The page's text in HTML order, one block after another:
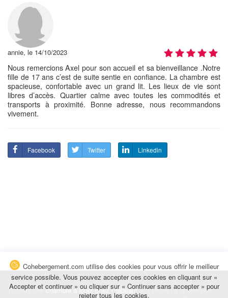
annie, le 14/10/2023
Nous remercions Axel pour son accueil et sa bienveillance .Notre
fille de 17 ans c’est de suite sentie en confiance. La chambre est
spacieuse, confortable avec un grand lit. Les lieux de vie sont
libres d’accès. Quartier calme avec toutes les commodités et
transports à proximité. Bonne adresse, nous recommandons
vivement.
Facebook Twitter Linkedin
Trouvez unechambre à louer chez l'habitantà la nuitée, à la semaine,
Cohebergement.com utilise des cookies pour vous offrir le meilleur
service possible. Vous pouvez accepter ces cookies en cliquant sur «
Accepter et continuer » ou cliquer sur « Continuer sans accepter » pour
rejeter tous les cookies.